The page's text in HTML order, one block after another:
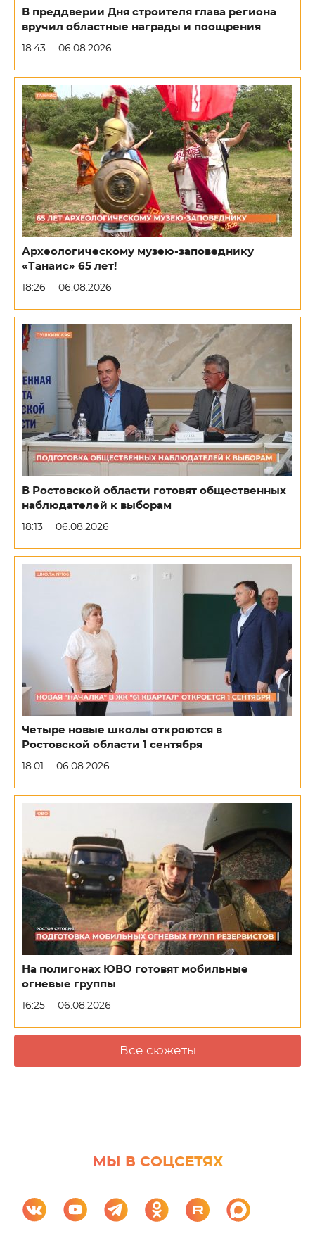
В преддверии Дня строителя глава региона
вручил областные награды и поощрения
18:43 06.08.2026
Археологическому музею-заповеднику
«Танаис» 65 лет!
18:26 06.08.2026
В Ростовской области готовят общественных
наблюдателей к выборам
18:13 06.08.2026
Четыре новые школы откроются в
Ростовской области 1 сентября
18:01 06.08.2026
На полигонах ЮВО готовят мобильные
огневые группы
16:25 06.08.2026
Все сюжеты
МЫ В СОЦСЕТЯХ